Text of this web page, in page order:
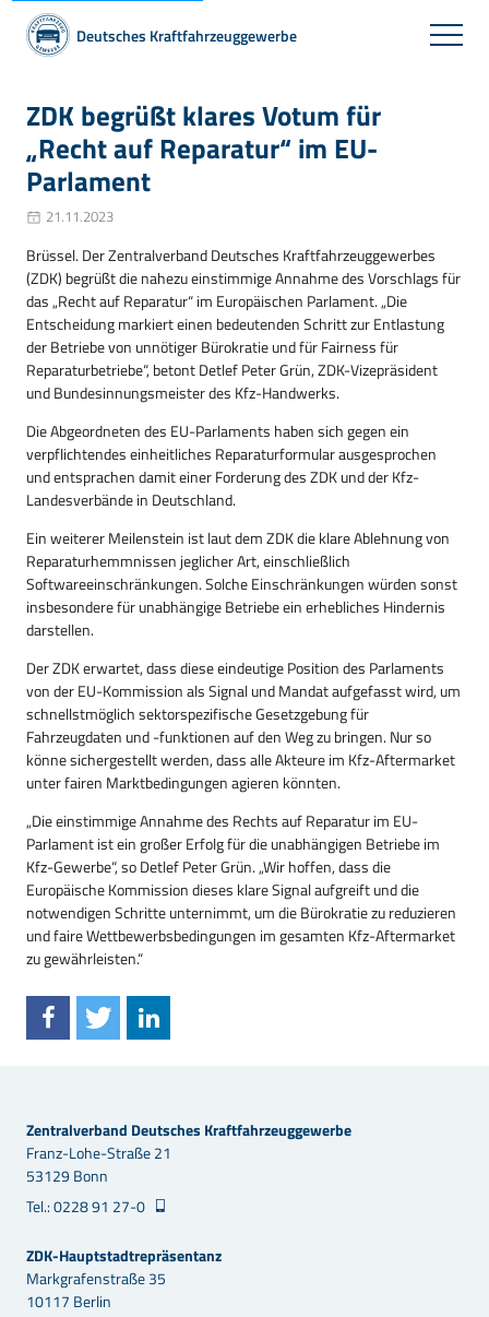
Deutsches Kraftfahrzeuggewerbe
ZDK begrüßt klares Votum für
„Recht auf Reparatur“ im EU-
Parlament
21.11.2023
Brüssel. Der Zentralverband Deutsches Kraftfahrzeuggewerbes
(ZDK) begrüßt die nahezu einstimmige Annahme des Vorschlags für
das „Recht auf Reparatur“ im Europäischen Parlament. „Die
Entscheidung markiert einen bedeutenden Schritt zur Entlastung
der Betriebe von unnötiger Bürokratie und für Fairness für
Reparaturbetriebe“, betont Detlef Peter Grün, ZDK-Vizepräsident
und Bundesinnungsmeister des Kfz-Handwerks.
Die Abgeordneten des EU-Parlaments haben sich gegen ein
verpflichtendes einheitliches Reparaturformular ausgesprochen
und entsprachen damit einer Forderung des ZDK und der Kfz-
Landesverbände in Deutschland.
Ein weiterer Meilenstein ist laut dem ZDK die klare Ablehnung von
Reparaturhemmnissen jeglicher Art, einschließlich
Softwareeinschränkungen. Solche Einschränkungen würden sonst
insbesondere für unabhängige Betriebe ein erhebliches Hindernis
darstellen.
Der ZDK erwartet, dass diese eindeutige Position des Parlaments
von der EU-Kommission als Signal und Mandat aufgefasst wird, um
schnellstmöglich sektorspezifische Gesetzgebung für
Fahrzeugdaten und -funktionen auf den Weg zu bringen. Nur so
könne sichergestellt werden, dass alle Akteure im Kfz-Aftermarket
unter fairen Marktbedingungen agieren könnten.
„Die einstimmige Annahme des Rechts auf Reparatur im EU-
Parlament ist ein großer Erfolg für die unabhängigen Betriebe im
Kfz-Gewerbe“, so Detlef Peter Grün. „Wir hoffen, dass die
Europäische Kommission dieses klare Signal aufgreift und die
notwendigen Schritte unternimmt, um die Bürokratie zu reduzieren
und faire Wettbewerbsbedingungen im gesamten Kfz-Aftermarket
zu gewährleisten.“
Zentralverband Deutsches Kraftfahrzeuggewerbe
Franz-Lohe-Straße 21
53129 Bonn
Tel.: 0228 91 27-0
ZDK-Hauptstadtrepräsentanz
Markgrafenstraße 35
10117 Berlin